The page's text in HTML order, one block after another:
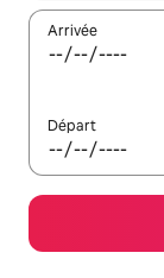
Arrivée
Départ